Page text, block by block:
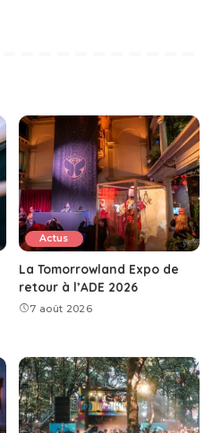
Actus
La Tomorrowland Expo de
retour à l’ADE 2026
7 août 2026